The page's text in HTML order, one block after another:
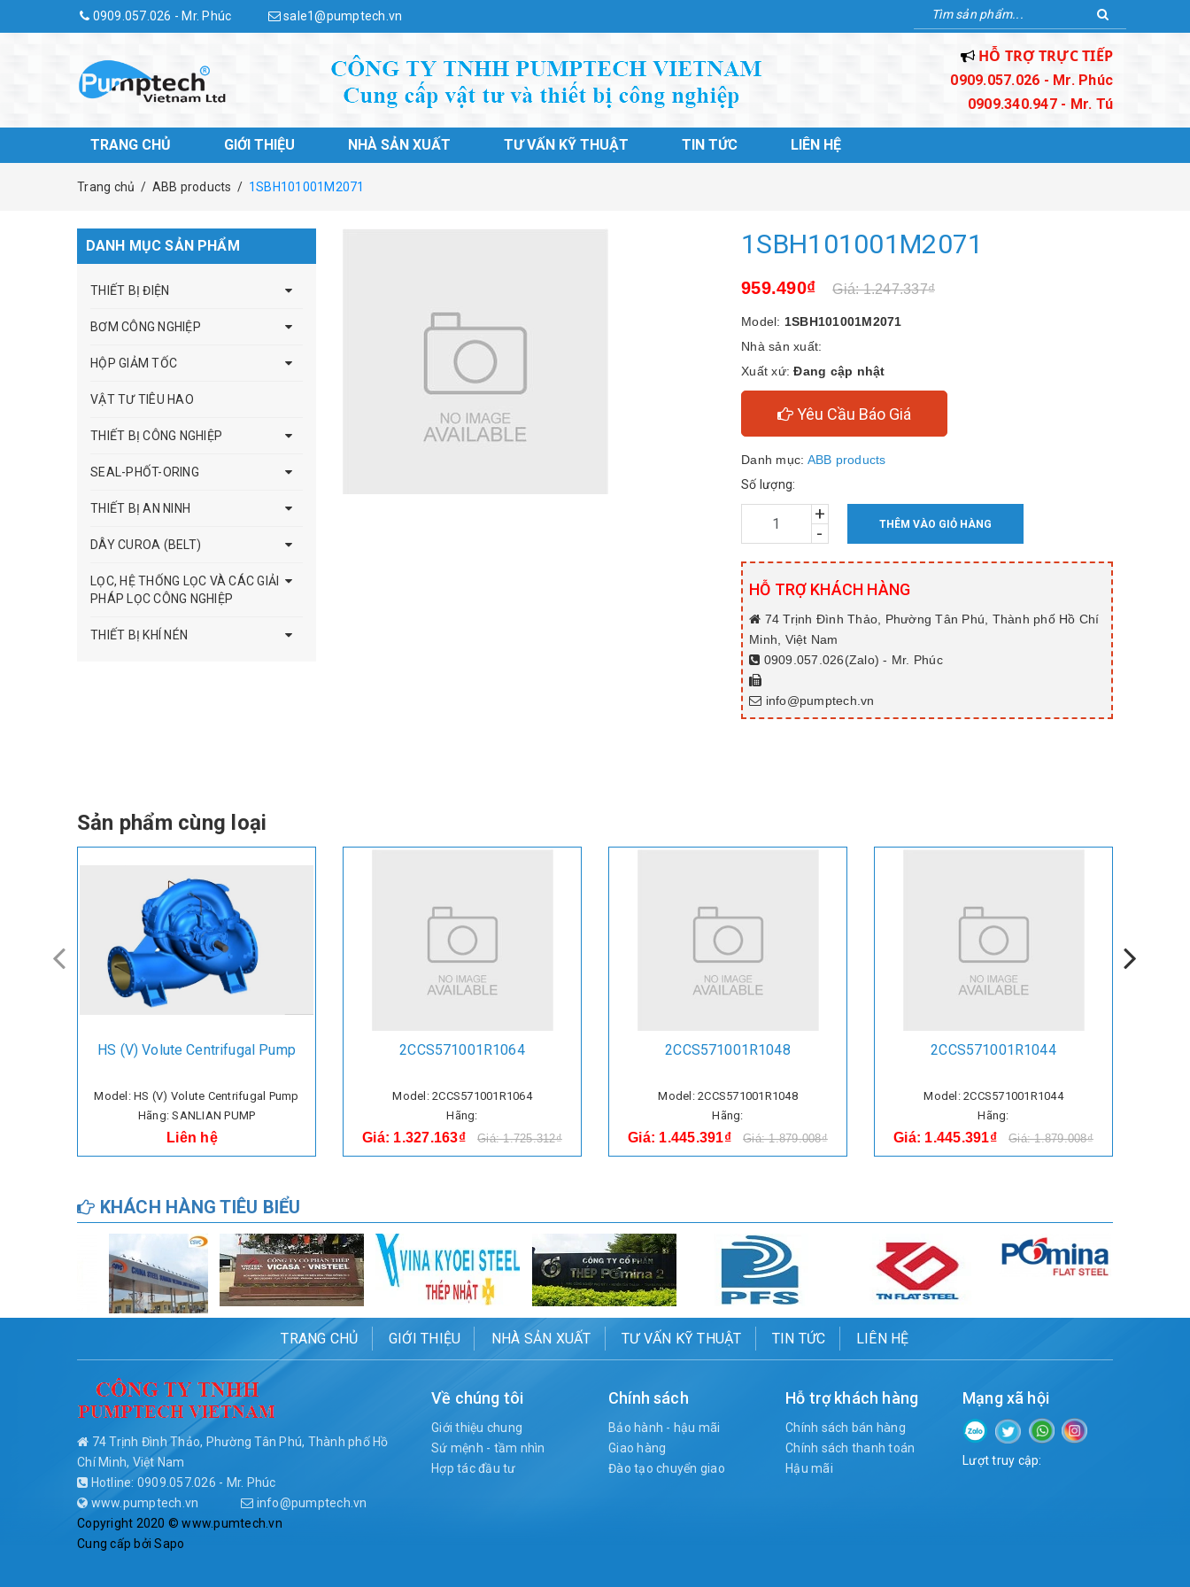
0909.057.026 - Mr. Phúc sale1@pumptech.vn
HỖ TRỢ TRỰC TIẾP
0909.057.026 - Mr. Phúc
0909.340.947 - Mr. Tú
TRANG CHỦ GIỚI THIỆU NHÀ SẢN XUẤT TƯ VẤN KỸ THUẬT TIN TỨC LIÊN HỆ
Trang chủ / ABB products / 1SBH101001M2071
1SBH101001M2071
959.490₫ Giá: 1.247.337₫
Model: 1SBH101001M2071
Nhà sản xuất:
Xuất xứ:Đang cập nhật
Yêu Cầu Báo Giá
Danh mục: ABB products
Số lượng:
+
-
THÊM VÀO GIỎ HÀNG
HỖ TRỢ KHÁCH HÀNG
74 Trịnh Đình Thảo, Phường Tân Phú, Thành phố Hồ Chí
Minh, Việt Nam
0909.057.026(Zalo) - Mr. Phúc
info@pumptech.vn
DANH MỤC SẢN PHẨM
THIẾT BỊ ĐIỆN
BƠM CÔNG NGHIỆP
HỘP GIẢM TỐC
VẬT TƯ TIÊU HAO
THIẾT BỊ CÔNG NGHIỆP
SEAL-PHỐT-ORING
THIẾT BỊ AN NINH
DÂY CUROA (BELT)
LỌC, HỆ THỐNG LỌC VÀ CÁC GIẢI
PHÁP LỌC CÔNG NGHIỆP
THIẾT BỊ KHÍ NÉN
Sản phẩm cùng loại
HS (V) Volute Centrifugal Pump
Model: HS (V) Volute Centrifugal Pump
Hãng: SANLIAN PUMP
Liên hệ
2CCS571001R1064
Model: 2CCS571001R1064
Hãng:
Giá: 1.327.163₫ Giá: 1.725.312₫
2CCS571001R1048
Model: 2CCS571001R1048
Hãng:
Giá: 1.445.391₫ Giá: 1.879.008₫
2CCS571001R1044
Model: 2CCS571001R1044
Hãng:
Giá: 1.445.391₫ Giá: 1.879.008₫
KHÁCH HÀNG TIÊU BIỂU
TRANG CHỦ GIỚI THIỆU NHÀ SẢN XUẤT TƯ VẤN KỸ THUẬT TIN TỨC LIÊN HỆ
74 Trịnh Đình Thảo, Phường Tân Phú, Thành phố Hồ
Chí Minh, Việt Nam
Hotline: 0909.057.026 - Mr. Phúc
www.pumptech.vn
info@pumptech.vn
Copyright 2020 © www.pumtech.vn
Cung cấp bởiSapo
Về chúng tôi
Giới thiệu chung
Sứ mệnh - tầm nhìn
Hợp tác đầu tư
Chính sách
Bảo hành - hậu mãi
Giao hàng
Đào tạo chuyển giao
Hỗ trợ khách hàng
Chính sách bán hàng
Chính sách thanh toán
Hậu mãi
Mạng xã hội
Lượt truy cập: